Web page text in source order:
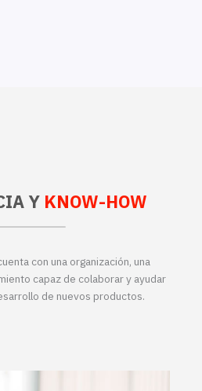
Y KNOW-HOW
con una organización, una
capaz de colaborar y ayudar
de nuevos productos.